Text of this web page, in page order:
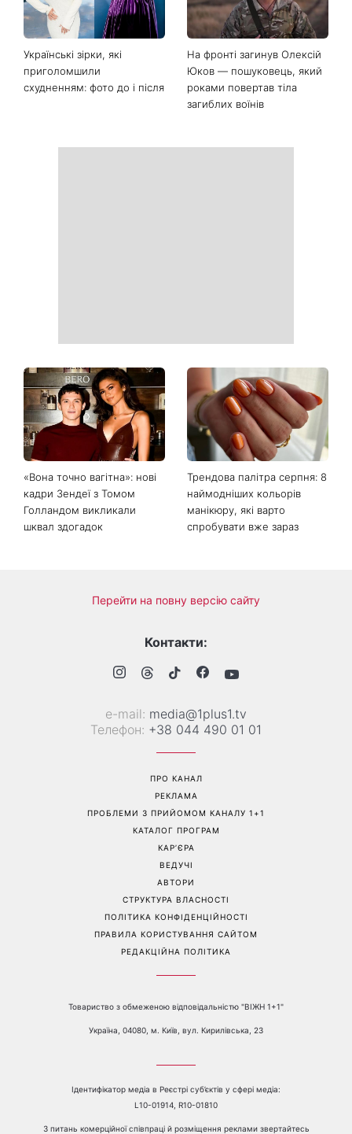
Українські зірки, які
приголомшили
схудненням: фото до і після
На фронті загинув Олексій
Юков — пошуковець, який
роками повертав тіла
загиблих воїнів
«Вона точно вагітна»: нові
кадри Зендеї з Томом
Голландом викликали
шквал здогадок
Трендова палітра серпня: 8
наймодніших кольорів
манікюру, які варто
спробувати вже зараз
Перейти на повну версію сайту
Контакти:
е-mail: media@1plus1.tv
Телефон: +38 044 490 01 01
ПРО КАНАЛ
РЕКЛАМА
ПРОБЛЕМИ З ПРИЙОМОМ КАНАЛУ 1+1
КАТАЛОГ ПРОГРАМ
КАР’ЄРА
ВЕДУЧІ
АВТОРИ
СТРУКТУРА ВЛАСНОСТІ
ПОЛІТИКА КОНФІДЕНЦІЙНОСТІ
ПРАВИЛА КОРИСТУВАННЯ САЙТОМ
РЕДАКЦІЙНА ПОЛІТИКА
Товариство з обмеженою відповідальністю "ВІЖН 1+1"
Україна, 04080, м. Київ, вул. Кирилівська, 23
Ідентифікатор медіа в Реєстрі суб’єктів у сфері медіа:
L10-01914, R10-01810
З питань комерційної співпраці й розміщення реклами звертайтесь